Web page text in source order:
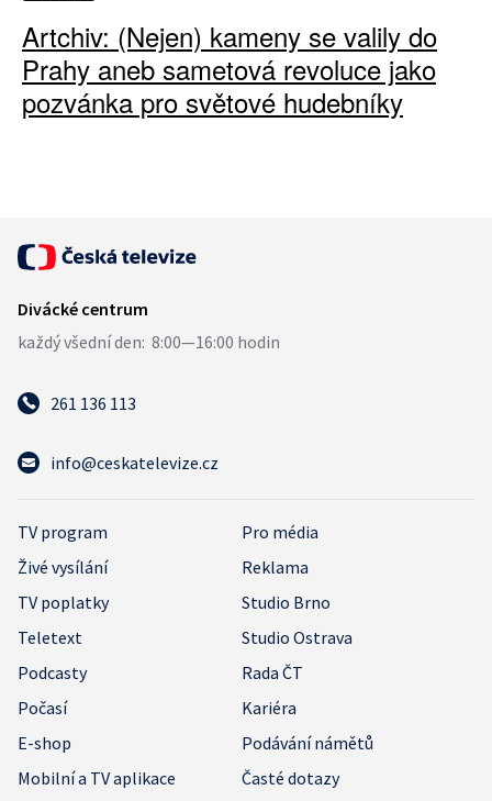
Artchiv: (Nejen) kameny se valily do
Prahy aneb sametová revoluce jako
pozvánka pro světové hudebníky
261 136 113
info@ceskatelevize.cz
TV program
Pro média
Živé vysílání
Reklama
TV poplatky
Studio Brno
Teletext
Studio Ostrava
Podcasty
Rada ČT
Počasí
Kariéra
E-shop
Podávání námětů
Mobilní a TV aplikace
Časté dotazy